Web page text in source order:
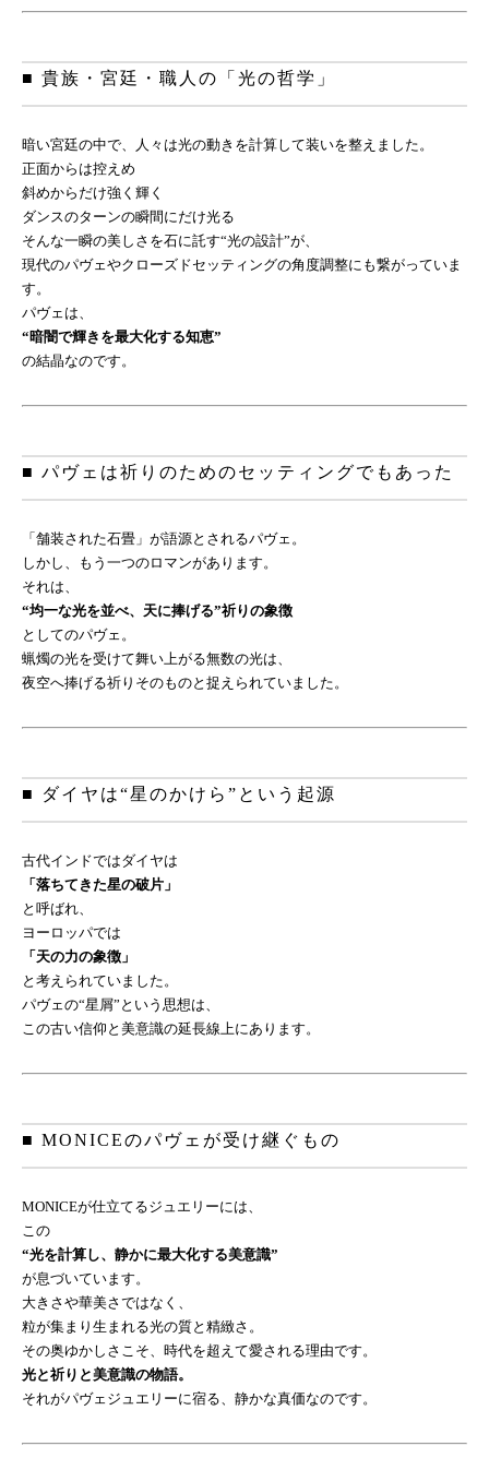
■ 貴族・宮廷・職人の「光の哲学」
暗い宮廷の中で、人々は光の動きを計算して装いを整えました。
正面からは控えめ
斜めからだけ強く輝く
ダンスのターンの瞬間にだけ光る
そんな一瞬の美しさを石に託す“光の設計”が、
現代のパヴェやクローズドセッティングの角度調整にも繋がっていま
す。
パヴェは、
“暗闇で輝きを最大化する知恵”
の結晶なのです。
■ パヴェは祈りのためのセッティングでもあった
「舗装された石畳」が語源とされるパヴェ。
しかし、もう一つのロマンがあります。
それは、
“均一な光を並べ、天に捧げる”祈りの象徴
としてのパヴェ。
蝋燭の光を受けて舞い上がる無数の光は、
夜空へ捧げる祈りそのものと捉えられていました。
■ ダイヤは“星のかけら”という起源
古代インドではダイヤは
「落ちてきた星の破片」
と呼ばれ、
ヨーロッパでは
「天の力の象徴」
と考えられていました。
パヴェの“星屑”という思想は、
この古い信仰と美意識の延長線上にあります。
■ MONICEのパヴェが受け継ぐもの
MONICEが仕立てるジュエリーには、
この
“光を計算し、静かに最大化する美意識”
が息づいています。
大きさや華美さではなく、
粒が集まり生まれる光の質と精緻さ。
その奥ゆかしさこそ、時代を超えて愛される理由です。
光と祈りと美意識の物語。
それがパヴェジュエリーに宿る、静かな真価なのです。